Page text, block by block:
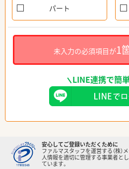
パート
未入力の必須項目が1
LINE連携で簡
安心してご登録いただくために
ファルマスタッフを運営する（株）
人情報を適切に管理する事業者と
ています。